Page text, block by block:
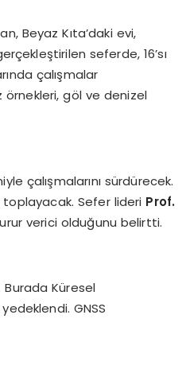
Beyaz Kıta’daki evi,
seferde, 16’sı
çalışmalar
örnekleri, göl ve denizel
çalışmalarını sürdürecek.
toplayacak. Sefer lideri Prof.
verici olduğunu belirtti.
Burada Küresel
GNSS